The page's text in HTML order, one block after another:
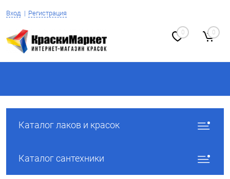
Вход Регистрация
0 0
Каталог лаков и красок
Каталог сантехники